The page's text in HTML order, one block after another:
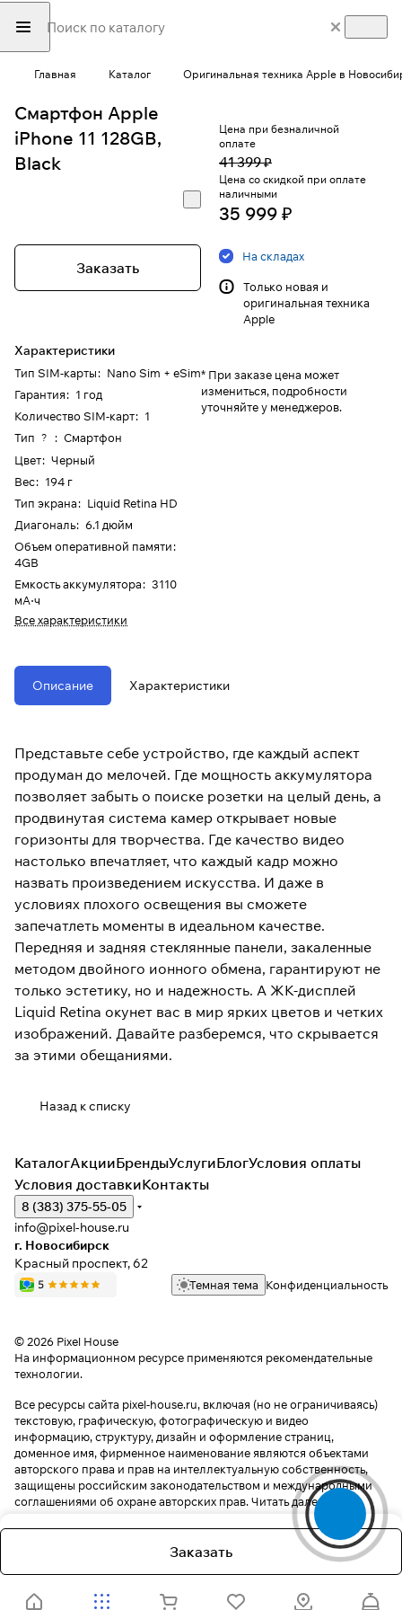
Главная Каталог Оригинальная техника Apple в
Смартфон Apple
iPhone 11 128GB,
Black
Заказать
Характеристики
Тип SIM-карты: Nano Sim + eSim
Гарантия: 1 год
Количество SIM-карт: 1
Тип ? : Смартфон
Цвет: Черный
Вес: 194 г
Тип экрана: Liquid Retina HD
Диагональ: 6.1 дюйм
Объем оперативной памяти:
4GB
Емкость аккумулятора: 3110
мА⋅ч
Все характеристики
Цена при безналичной
оплате
41 399 ₽
Цена со скидкой при оплате
наличными
35 999 ₽
На складах
Только новая и
оригинальная техника
Apple
* При заказе цена может
измениться, подробности
уточняйте у менеджеров.
Описание Характеристики
Представьте себе устройство, где каждый аспект
продуман до мелочей. Где мощность аккумулятора
позволяет забыть о поиске розетки на целый день, а
продвинутая система камер открывает новые
горизонты для творчества. Где качество видео
настолько впечатляет, что каждый кадр можно
назвать произведением искусства. И даже в
условиях плохого освещения вы сможете
запечатлеть моменты в идеальном качестве.
Передняя и задняя стеклянные панели, закаленные
методом двойного ионного обмена, гарантируют не
только эстетику, но и надежность. А ЖК-дисплей
Liquid Retina окунет вас в мир ярких цветов и четких
изображений. Давайте разберемся, что скрывается
за этими обещаниями.
Назад к списку
Заказать
КаталогАкцииБрендыУслугиБлогУсловия оплаты
Условия доставкиКонтакты
8 (383) 375-55-05
info@pixel-house.ru
г. Новосибирск
Красный проспект, 62
Темная тема Конфиденциальность
© 2026 Pixel House
На информационном ресурсе применяются рекомендательные
технологии.
Все ресурсы сайта pixel-house.ru, включая (но не ограничиваясь)
текстовую, графическую, фотографическую и видео
информацию, структуру, дизайн и оформление страниц,
доменное имя, фирменное наименование являются объектами
авторского права и прав на интеллектуальную собственность,
защищены российским законодательством и международными
соглашениями об охране авторских прав.Читать далее